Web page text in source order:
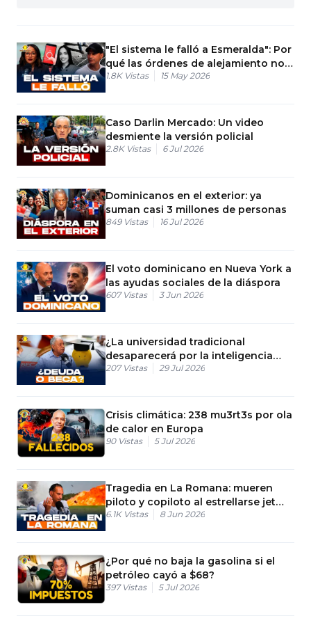
"El sistema le falló a Esmeralda": Por
qué las órdenes de alejamiento no
sirven.
1.8K Vistas 15 May 2026
Caso Darlin Mercado: Un video
desmiente la versión policial
2.8K Vistas 6 Jul 2026
Dominicanos en el exterior: ya
suman casi 3 millones de personas
849 Vistas 16 Jul 2026
El voto dominicano en Nueva York a
las ayudas sociales de la diáspora
607 Vistas 3 Jun 2026
¿La universidad tradicional
desaparecerá por la inteligencia
artificial?
207 Vistas 29 Jul 2026
Crisis climática: 238 mu3rt3s por ola
de calor en Europa
90 Vistas 5 Jul 2026
Tragedia en La Romana: mueren
piloto y copiloto al estrellarse jet
privado
6.1K Vistas 8 Jun 2026
¿Por qué no baja la gasolina si el
petróleo cayó a $68?
397 Vistas 5 Jul 2026